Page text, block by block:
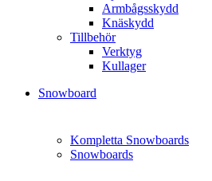
Armbågsskydd
Knäskydd
Tillbehör
Verktyg
Kullager
Snowboard
Kompletta Snowboards
Snowboards